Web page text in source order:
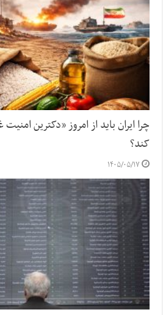
چرا ایران باید از امروز «دکترین
کند؟
۱۴۰۵/۰۵/۱۷